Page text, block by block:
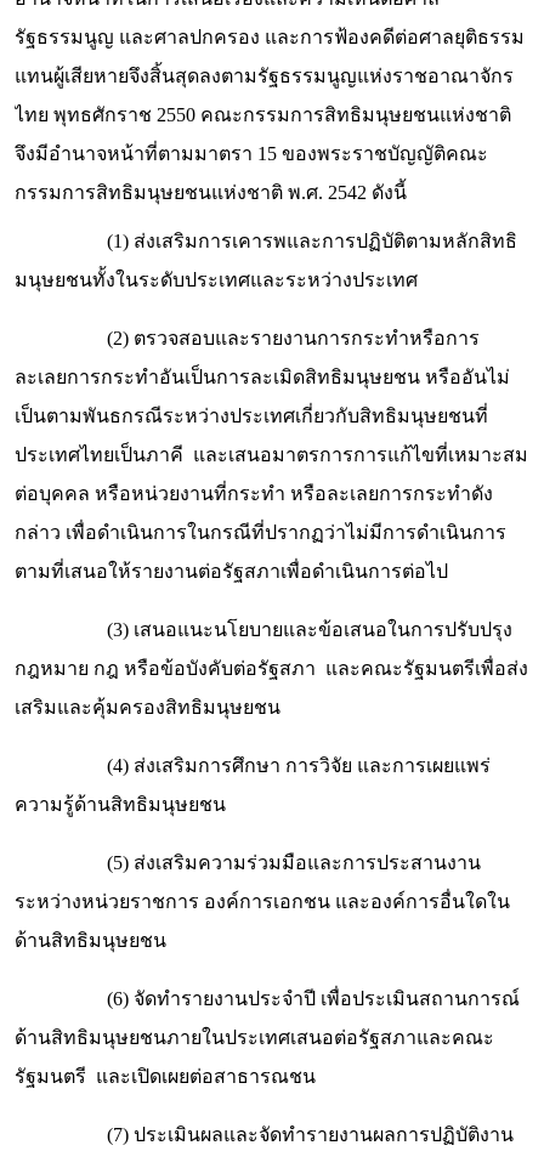
รัฐธรรมนูญ และศาลปกครอง และการฟ้องคดีต่อศาลยุติธรรม
แทนผู้เสียหายจึงสิ้นสุดลงตามรัฐธรรมนูญแห่งราชอาณาจักร
ไทย พุทธศักราช 2550 คณะกรรมการสิทธิมนุษยชนแห่งชาติ
จึงมีอำนาจหน้าที่ตามมาตรา 15 ของพระราชบัญญัติคณะ
กรรมการสิทธิมนุษยชนแห่งชาติ พ.ศ. 2542 ดังนี้
(1) ส่งเสริมการเคารพและการปฏิบัติตามหลักสิทธิ
มนุษยชนทั้งในระดับประเทศและระหว่างประเทศ
(2) ตรวจสอบและรายงานการกระทำหรือการ
ละเลยการกระทำอันเป็นการละเมิดสิทธิมนุษยชน หรืออันไม่
เป็นตามพันธกรณีระหว่างประเทศเกี่ยวกับสิทธิมนุษยชนที่
ประเทศไทยเป็นภาคี และเสนอมาตรการการแก้ไขที่เหมาะสม
ต่อบุคคล หรือหน่วยงานที่กระทำ หรือละเลยการกระทำดัง
กล่าว เพื่อดำเนินการในกรณีที่ปรากฏว่าไม่มีการดำเนินการ
ตามที่เสนอให้รายงานต่อรัฐสภาเพื่อดำเนินการต่อไป
(3) เสนอแนะนโยบายและข้อเสนอในการปรับปรุง
กฎหมาย กฎ หรือข้อบังคับต่อรัฐสภา และคณะรัฐมนตรีเพื่อส่ง
เสริมและคุ้มครองสิทธิมนุษยชน
(4) ส่งเสริมการศึกษา การวิจัย และการเผยแพร่
ความรู้ด้านสิทธิมนุษยชน
(5) ส่งเสริมความร่วมมือและการประสานงาน
ระหว่างหน่วยราชการ องค์การเอกชน และองค์การอื่นใดใน
ด้านสิทธิมนุษยชน
(6) จัดทำรายงานประจำปี เพื่อประเมินสถานการณ์
ด้านสิทธิมนุษยชนภายในประเทศเสนอต่อรัฐสภาและคณะ
รัฐมนตรี และเปิดเผยต่อสาธารณชน
(7) ประเมินผลและจัดทำรายงานผลการปฏิบัติงาน